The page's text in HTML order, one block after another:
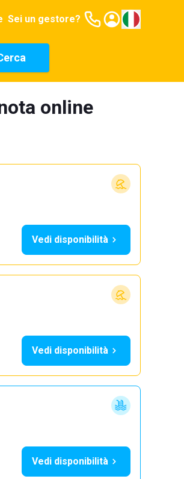
Sei un gestore?
online
Vedi disponibilità
Vedi disponibilità
Vedi disponibilità